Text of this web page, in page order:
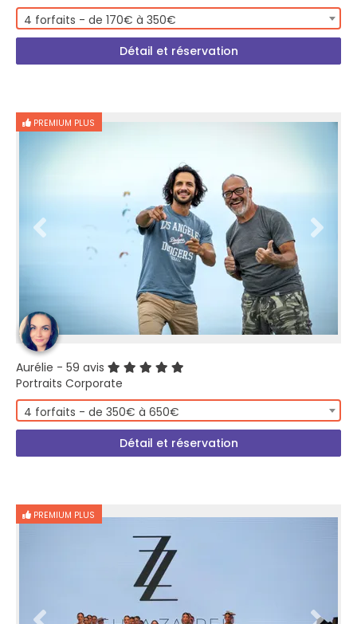
4 forfaits - de 170€ à 350€
Détail et réservation
PREMIUM PLUS
Aurélie - 59 avis
Portraits Corporate
4 forfaits - de 350€ à 650€
Détail et réservation
PREMIUM PLUS